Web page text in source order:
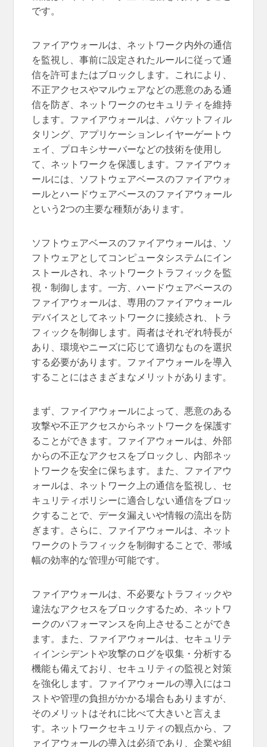
です。
ファイアウォールは、ネットワーク内外の通信
を監視し、事前に設定されたルールに従って通
信を許可またはブロックします。これにより、
不正アクセスやマルウェアなどの悪意のある通
信を防ぎ、ネットワークのセキュリティを維持
します。ファイアウォールは、パケットフィル
タリング、アプリケーションレイヤーゲートウ
ェイ、プロキシサーバーなどの技術を使用し
て、ネットワークを保護します。ファイアウォ
ールには、ソフトウェアベースのファイアウォ
ールとハードウェアベースのファイアウォール
という2つの主要な種類があります。
ソフトウェアベースのファイアウォールは、ソ
フトウェアとしてコンピュータシステムにイン
ストールされ、ネットワークトラフィックを監
視・制御します。一方、ハードウェアベースの
ファイアウォールは、専用のファイアウォール
デバイスとしてネットワークに接続され、トラ
フィックを制御します。両者はそれぞれ特長が
あり、環境やニーズに応じて適切なものを選択
する必要があります。ファイアウォールを導入
することにはさまざまなメリットがあります。
まず、ファイアウォールによって、悪意のある
攻撃や不正アクセスからネットワークを保護す
ることができます。ファイアウォールは、外部
からの不正なアクセスをブロックし、内部ネッ
トワークを安全に保ちます。また、ファイアウ
ォールは、ネットワーク上の通信を監視し、セ
キュリティポリシーに適合しない通信をブロッ
クすることで、データ漏えいや情報の流出を防
ぎます。さらに、ファイアウォールは、ネット
ワークのトラフィックを制御することで、帯域
幅の効率的な管理が可能です。
ファイアウォールは、不必要なトラフィックや
違法なアクセスをブロックするため、ネットワ
ークのパフォーマンスを向上させることができ
ます。また、ファイアウォールは、セキュリテ
ィインシデントや攻撃のログを収集・分析する
機能も備えており、セキュリティの監視と対策
を強化します。ファイアウォールの導入にはコ
ストや管理の負担がかかる場合もありますが、
そのメリットはそれに比べて大きいと言えま
す。ネットワークセキュリティの観点から、フ
ァイアウォールの導入は必須であり、企業や組